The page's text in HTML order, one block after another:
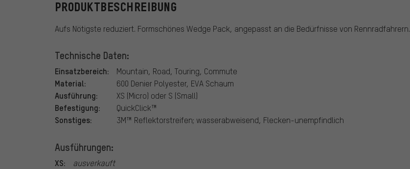
PRODUKTBESCHREIBUNG
Aufs Nötigste reduziert. Formschönes Wedge Pack, angepasst an die Bedürfnisse von Rennradfahrern.
Technische Daten:
Einsatzbereich: Mountain, Road, Touring, Commute
Material: 600 Denier Polyester, EVA Schaum
Ausführung: XS (Micro) oder S (Small)
Befestigung: QuickClick™
Sonstiges: 3M™ Reflektorstreifen; wasserabweisend, Flecken-unempfindlich
Ausführungen:
XS:
ausverkauft